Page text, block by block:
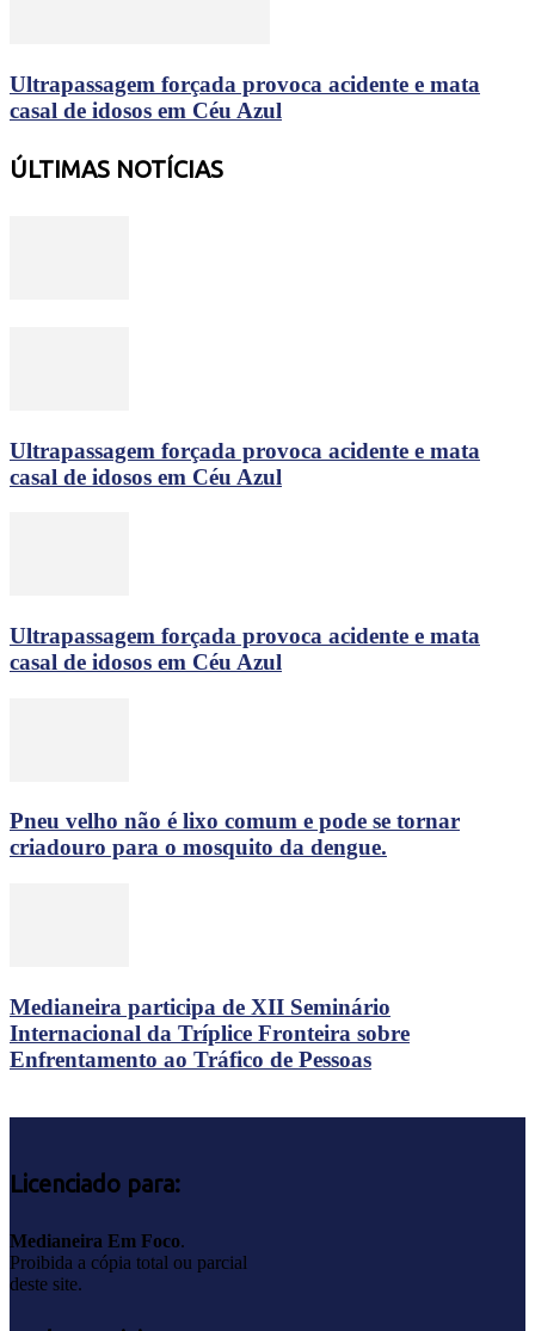
Ultrapassagem forçada provoca acidente e mata
casal de idosos em Céu Azul
ÚLTIMAS NOTÍCIAS
Ultrapassagem forçada provoca acidente e mata
casal de idosos em Céu Azul
Ultrapassagem forçada provoca acidente e mata
casal de idosos em Céu Azul
Pneu velho não é lixo comum e pode se tornar
criadouro para o mosquito da dengue.
Medianeira participa de XII Seminário
Internacional da Tríplice Fronteira sobre
Enfrentamento ao Tráfico de Pessoas
Licenciado para:
Medianeira Em Foco.
Proibida a cópia total ou parcial
deste site.